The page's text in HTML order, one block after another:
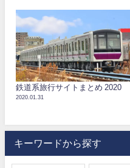
鉄道系旅行サイトまとめ 2020
2020.01.31
キーワードから探す